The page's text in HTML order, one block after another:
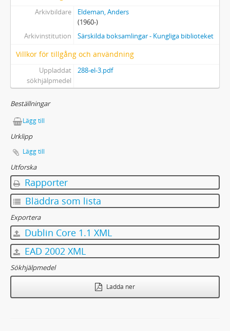
Arkivbildare
Eldeman, Anders
(1960-)
Arkivinstitution
Särskilda boksamlingar - Kungliga biblioteket
Villkor för tillgång och användning
Uppladdat
sökhjälpmedel
288-el-3.pdf
Beställningar
Lägg till
Urklipp
Lägg till
Utforska
Rapporter
Bläddra som lista
Exportera
Dublin Core 1.1 XML
EAD 2002 XML
Sökhjälpmedel
Ladda ner